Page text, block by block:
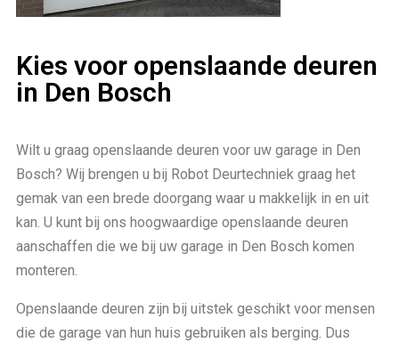
Kies voor openslaande deuren
in Den Bosch
Wilt u graag openslaande deuren voor uw garage in Den
Bosch? Wij brengen u bij Robot Deurtechniek graag het
gemak van een brede doorgang waar u makkelijk in en uit
kan. U kunt bij ons hoogwaardige openslaande deuren
aanschaffen die we bij uw garage in Den Bosch komen
monteren.
Openslaande deuren zijn bij uitstek geschikt voor mensen
die de garage van hun huis gebruiken als berging. Dus